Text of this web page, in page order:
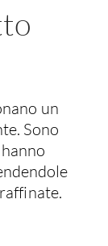
in Legno
un
Sono